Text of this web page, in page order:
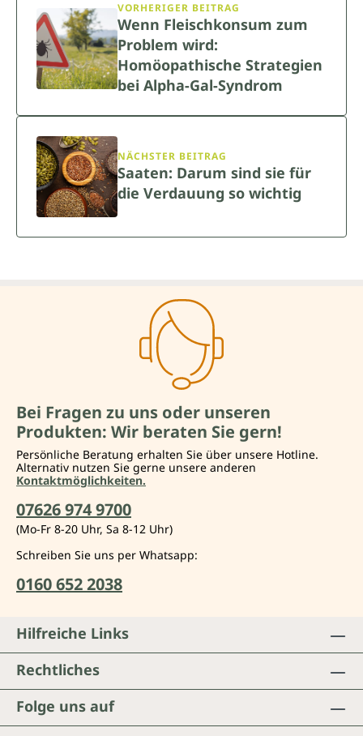
VORHERIGER BEITRAG
Wenn Fleischkonsum zum
Problem wird:
Homöopathische Strategien
bei Alpha-Gal-Syndrom
NÄCHSTER BEITRAG
Saaten: Darum sind sie für
die Verdauung so wichtig
Bei Fragen zu uns oder unseren
Produkten: Wir beraten Sie gern!
Persönliche Beratung erhalten Sie über unsere Hotline.
Alternativ nutzen Sie gerne unsere anderen
Kontaktmöglichkeiten.
07626 974 9700
(Mo-Fr 8-20 Uhr, Sa 8-12 Uhr)
Schreiben Sie uns per Whatsapp:
0160 652 2038
Folge uns auf
Hilfreiche Links
Rechtliches